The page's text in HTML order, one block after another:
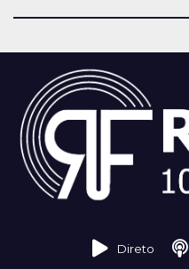
Direto